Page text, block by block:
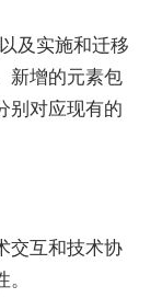
及实施和迁移
新增的元素包
别对应现有的
交互和技术协